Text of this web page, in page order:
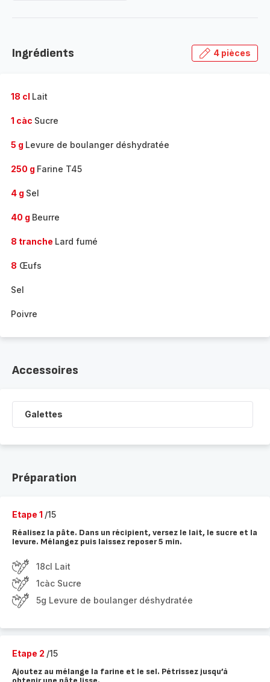
Ingrédients 4 pièces
18 cl Lait
1 càc Sucre
5 g Levure de boulanger déshydratée
250 g Farine T45
4 g Sel
40 g Beurre
8 tranche Lard fumé
8 Œufs
Sel
Poivre
Accessoires
Galettes
Préparation
Etape 1 /15
Réalisez la pâte. Dans un récipient, versez le lait, le sucre et la
levure. Mélangez puis laissez reposer 5 min.
18cl Lait
1càc Sucre
5g Levure de boulanger déshydratée
Etape 2 /15
Ajoutez au mélange la farine et le sel. Pétrissez jusqu’à